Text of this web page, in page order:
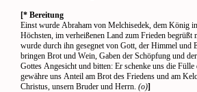
[* Bereitung
Einst wurde Abraham von Melchisedek, dem König
Höchsten, im verheißenen Land zum Frieden
wurde durch ihn gesegnet von Gott, der Himmel und
bringen Brot und Wein, Gaben der Schöpfung und
Gottes Angesicht und bitten: Er schenke uns die
gewähre uns Anteil am Brot des Friedens und am
Christus, unsern Bruder und Herrn. (o)]